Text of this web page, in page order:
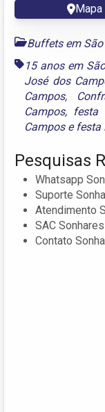
Mapa
Buffets em
15 anos em
José dos
Campos,
Campos, festa
Campose festa
Pesquisas
Whatsapp
Suporte
Atendimento
SAC
Contato